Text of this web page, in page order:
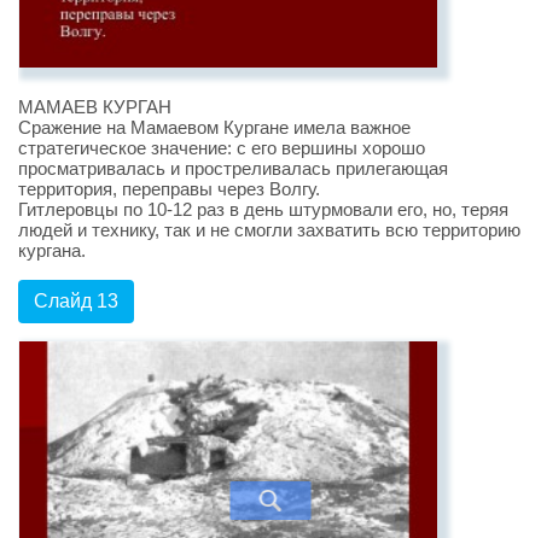
МАМАЕВ КУРГАН
Сражение на Мамаевом Кургане имела важное
стратегическое значение: с его вершины хорошо
просматривалась и простреливалась прилегающая
территория, переправы через Волгу.
Гитлеровцы по 10-12 раз в день штурмовали его, но, теряя
людей и технику, так и не смогли захватить всю территорию
кургана.
Слайд 13